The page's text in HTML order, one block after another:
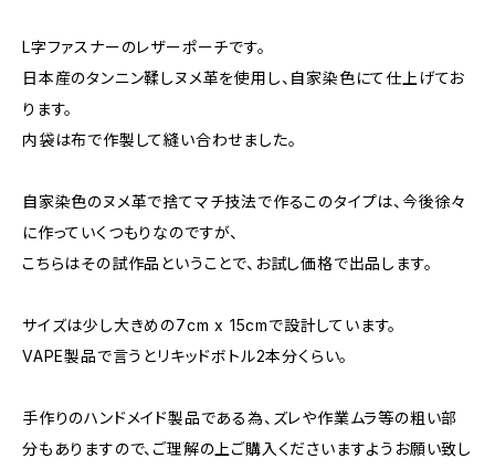
L字ファスナーのレザーポーチです。
日本産のタンニン鞣しヌメ革を使用し、自家染色にて仕上げてお
ります。
内袋は布で作製して縫い合わせました。
自家染色のヌメ革で捨てマチ技法で作るこのタイプは、今後徐々
に作っていくつもりなのですが、
こちらはその試作品ということで、お試し価格で出品します。
サイズは少し大きめの7cm x 15cmで設計しています。
VAPE製品で言うとリキッドボトル2本分くらい。
手作りのハンドメイド製品である為、ズレや作業ムラ等の粗い部
分もありますので、ご理解の上ご購入くださいますようお願い致し